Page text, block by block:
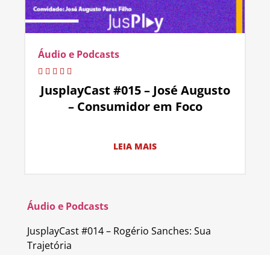
Áudio e Podcasts
JusplayCast #015 – José Augusto
– Consumidor em Foco
LEIA MAIS
Áudio e Podcasts
JusplayCast #014 – Rogério Sanches: Sua
Trajetória